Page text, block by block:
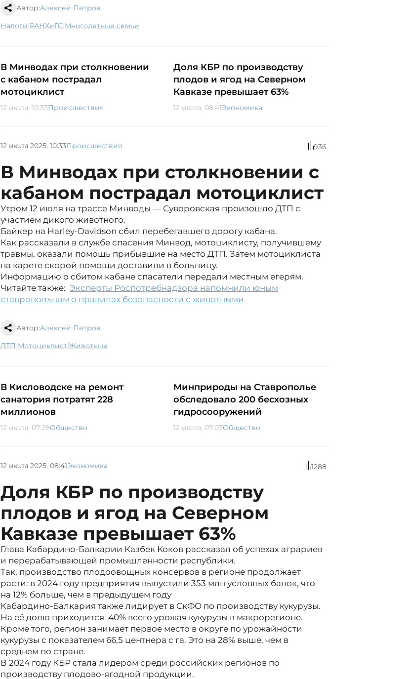
Автор:Алексей Петров
налоги| РАНХиГС| многодетные семьи
В Минводах при столкновении
с кабаном пострадал
мотоциклист
12 июля, 10:33Происшествия
Доля КБР по производству
плодов и ягод на Северном
Кавказе превышает 63%
12 июля, 08:41Экономика
12 июля 2025, 10:33Происшествия 936
В Минводах при столкновении с
кабаном пострадал мотоциклист
Утром 12 июля на трассе Минводы — Суворовская произошло ДТП с
участием дикого животного.
Байкер на Harley-Davidson сбил перебегавшего дорогу кабана.
Как рассказали в службе спасения Минвод, мотоциклисту, получившему
травмы, оказали помощь прибывшие на место ДТП. Затем мотоциклиста
на карете скорой помощи доставили в больницу.
Информацию о сбитом кабане спасатели передали местным егерям.
Читайте также: Эксперты Роспотребнадзора напомнили юным
ставропольцам о правилах безопасности с животными
Автор:Алексей Петров
ДТП | мотоциклист| животные
В Кисловодске на ремонт
санатория потратят 228
миллионов
12 июля, 07:28Общество
Минприроды на Ставрополье
обследовало 200 бесхозных
гидросооружений
12 июля, 07:07Общество
12 июля 2025, 08:41Экономика 1288
Доля КБР по производству
плодов и ягод на Северном
Кавказе превышает 63%
Глава Кабардино-Балкарии Казбек Коков рассказал об успехах аграриев
и перерабатывающей промышленности республики.
Так, производство плодоовощных консервов в регионе продолжает
расти: в 2024 году предприятия выпустили 353 млн условных банок, что
на 12% больше, чем в предыдущем году
Кабардино-Балкария также лидирует в СкФО по производству кукурузы.
На её долю приходится 40% всего урожая кукурузы в макрорегионе.
Кроме того, регион занимает первое место в округе по урожайности
кукурузы с показателем 66,5 центнера с га. Это на 28% выше, чем в
среднем по стране.
В 2024 году КБР стала лидером среди российских регионов по
производству плодово-ягодной продукции.